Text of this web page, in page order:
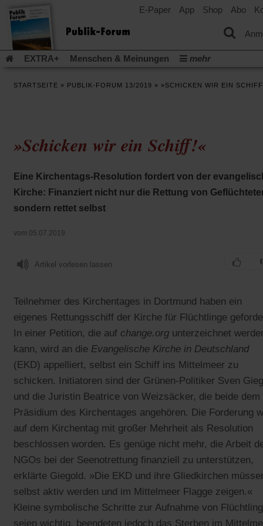
E-Paper App Shop Abo
EXTRA+ Menschen & Meinungen
mehr
Leserinitiative Publik-Forum e.V.
Die Erderwärmung
einem
neuen
Tab)
Gefährlicher Reichtum
einem
neuen
Tab)
Gleichberechtigung
Künstliche Intelligenz(Öffnet
einem
Was gibt
Krieg und Frieden(Öffnet
einem
Gott neu denken Krieg in der Ukraine
Flucht und Migration
Video-Podcast »Veranstaltungen«
STARTSEITE » PUBLIK-FORUM 13/2019 » »SCHICKEN WIR EIN
»Schicken wir ein Schiff!«
Eine Kirchentags-Resolution fordert von der
Kirche: Finanziert nicht nur die Rettung von
sondern rettet selbst
vom 05.07.2019
Artikel vorlesen lassen
Teilnehmer des Kirchentages in Dortmund haben ein
eigenes Rettungsschiff der Kirche für Flüchtlinge
In einer Petition, die auf change.org unterzeichnet
kann, wird an die Evangelische Kirche in Deutschland
(EKD) appelliert, selbst ein Schiff ins Mittelmeer zu
schicken. Initiatoren sind der Grünen-Politiker Sven
und die Juristin Beatrice von Weizsäcker, die beide dem
Präsidium des Kirchentages angehören. Die Forderung
auf dem Kirchentag mit großer Mehrheit als Resolution
beschlossen worden. Es genüge nicht mehr, die Arbeit
NGOs bei der Seenotrettung finanziell zu unterstützen,
erklärte Giegold. »Die EKD und ihre Gliedkirchen
selbst aktiv werden und im Mittelmeer Flagge zeigen.«
Kleine symbolische Schritte zur Aufnahme von
seien wichtig, beendeten jedoch das Sterben im